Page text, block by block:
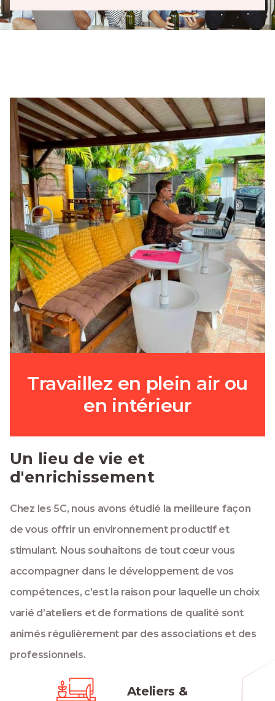
Travaillez en plein air ou
en intérieur
Un lieu de vie et
d'enrichissement
Chez les 5C, nous avons étudié la meilleure façon
de vous offrir un environnement productif et
stimulant. Nous souhaitons de tout cœur vous
accompagner dans le développement de vos
compétences, c’est la raison pour laquelle un choix
varié d’ateliers et de formations de qualité sont
animés régulièrement par des associations et des
professionnels.
Ateliers &